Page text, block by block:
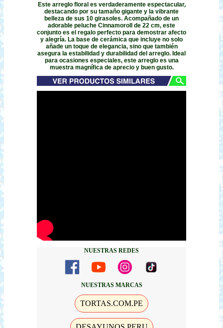
Este arreglo floral es verdaderamente espectacular,
destacando por su tamaño gigante y la vibrante
belleza de sus 10 girasoles. Acompañado de un
adorable peluche Cinnamoroll de 22 cm, este
conjunto es el regalo perfecto para demostrar afecto
y alegría. La base de cerámica que incluye no solo
añade un toque de elegancia, sino que también
asegura la estabilidad y durabilidad del arreglo. Ideal
para ocasiones especiales, este arreglo es una
muestra magnífica de aprecio y buen gusto.
NUESTRAS REDES
NUESTRAS MARCAS
TORTAS.COM.PE